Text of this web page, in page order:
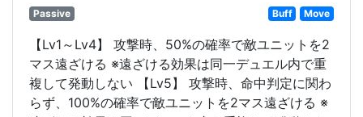
Passive Buff Move
【Lv1～Lv4】 攻撃時、50%の確率で敵ユニットを2
マス遠ざける ※遠ざける効果は同一デュエル内で重
複して発動しない 【Lv5】 攻撃時、命中判定に関わ
らず、100%の確率で敵ユニットを2マス遠ざける ※